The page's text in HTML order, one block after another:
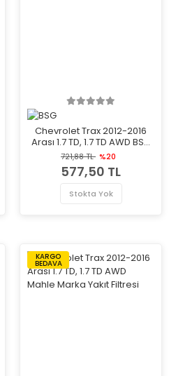
Chevrolet Trax 2012-2016
Arası 1.7 TD, 1.7 TD AWD BSG
Marka Yakıt Filtresi
721,88 TL %20
577,50 TL
Stokta Yok
KARGO
BEDAVA